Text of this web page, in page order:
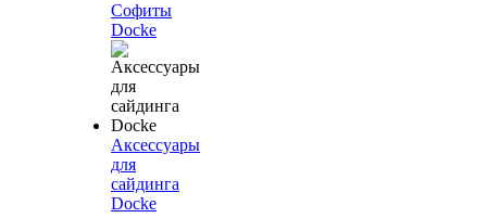
Софиты
Docke
Аксессуары
для
сайдинга
Docke